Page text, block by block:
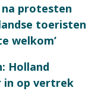
na protesten
toeristen
welkom’
Holland
in op vertrek